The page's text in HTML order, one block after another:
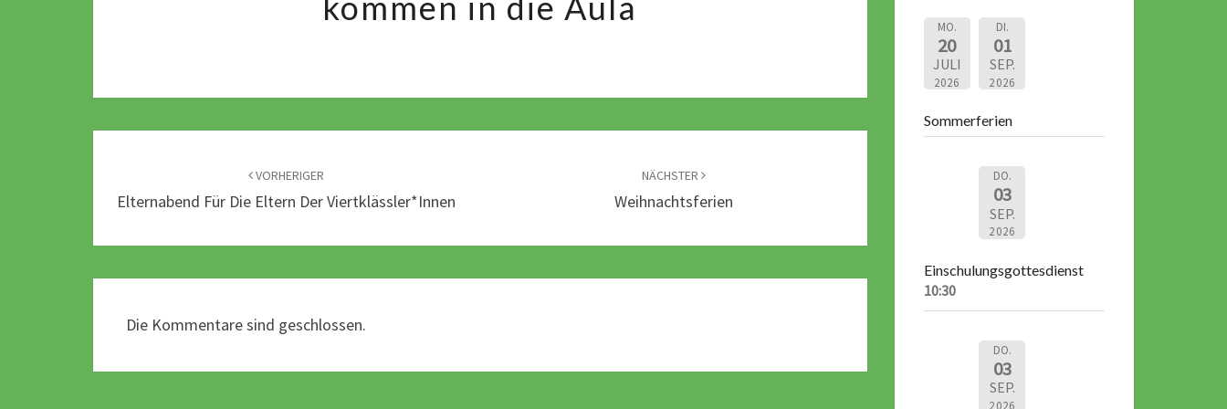
kommen
VORHERIGER
Elternabend Für Die Eltern Der Viertklässler*innen
NÄCHSTER
Weihnachtsferien
Die Kommentare sind geschlossen.
MO.
20
JULI
2026
DI.
01
SEP.
2026
Sommerferien
DO.
03
SEP.
2026
Einschulungsgottesdienst
10:30
DO.
03
SEP.
2026